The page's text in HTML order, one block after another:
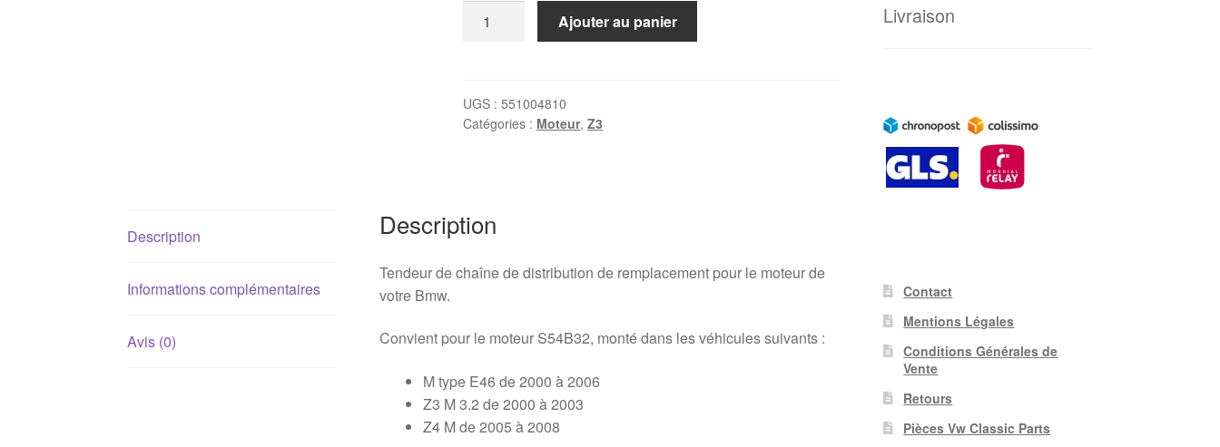
de
distribution
Ajouter au panier
UGS :551004810
Catégories : Moteur,Z3
Description
Informations complémentaires
Avis (0)
Description
Tendeur de chaîne de distribution de remplacement pour le moteur de
votre Bmw.
Convient pour le moteur S54B32, monté dans les véhicules suivants :
M type E46 de 2000 à 2006
Z3 M 3.2 de 2000 à 2003
Z4 M de 2005 à 2008
Livraison
Contact
Mentions Légales
Conditions Générales de
Vente
Retours
Pièces Vw Classic Parts